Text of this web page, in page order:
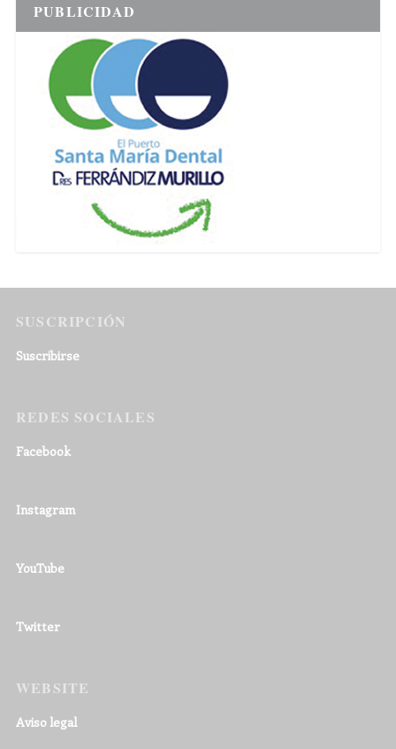
PUBLICIDAD
SUSCRIPCIÓN
Suscribirse
REDES SOCIALES
Facebook
Instagram
YouTube
Twitter
WEBSITE
Aviso legal